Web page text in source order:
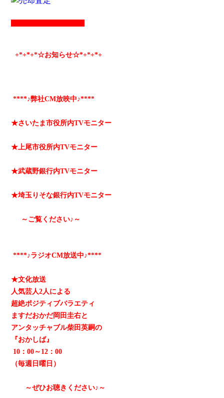
+*+*+*☆お知らせ☆*+*+*+
****♪弊社CM放映中♪****
★さいたま市役所内TVモニター
★上尾市役所内TVモニター
★武蔵野銀行内TVモニター
★埼玉りそな銀行内TVモニター
～ご覧ください♪～
****♪ラジオCM放送中♪****
★文化放送
人気芸人2人による
超絶ポジティブバラエティ
ますだおかだ岡田圭右と
アンタッチャブル柴田英嗣の
『おかしば』
10：00～12：00
（毎週日曜日）
～ぜひお聴きください♪～